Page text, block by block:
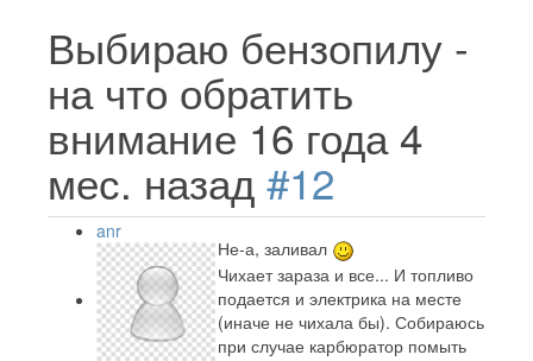
Выбираю бензопилу -
на что обратить
внимание 16 года 4
мес. назад #12
anr
Не-а, заливал
Чихает зараза и все... И топливо
подается и электрика на месте
(иначе не чихала бы). Собираюсь
при случае карбюратор помыть